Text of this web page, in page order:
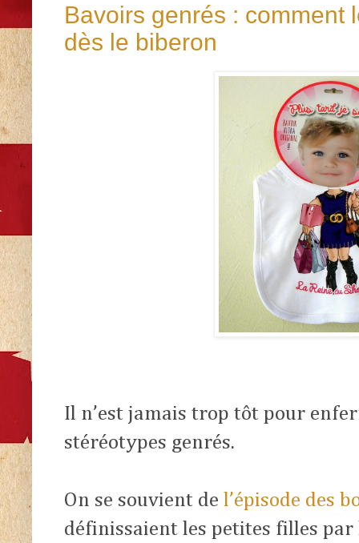
Bavoirs genrés : comment
dès le biberon
Il n’est jamais trop tôt pour
stéréotypes genrés.
On se souvient de l’épisode des
définissaient les petites filles